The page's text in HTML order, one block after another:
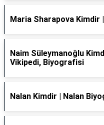
Maria Sharapova
Naim Süleymanoğlu
Vikipedi, Biyografisi
Nalan Kimdir | Nalan